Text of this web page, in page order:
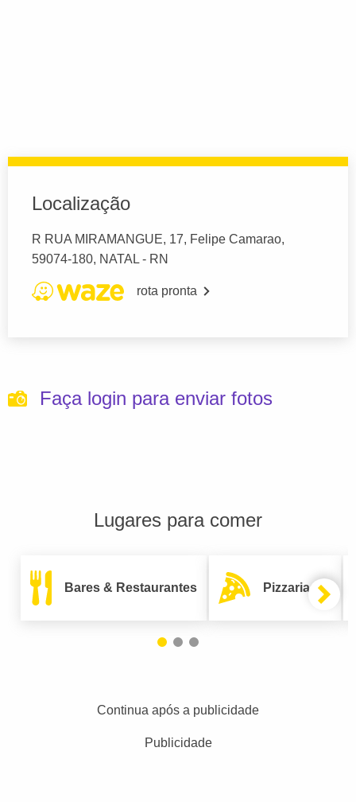
Localização
R RUA MIRAMANGUE, 17, Felipe Camarao,
59074-180, NATAL - RN
rota pronta
Faça login para enviar fotos
Lugares para comer
Bares & Restaurantes Pizzarias
Continua após a publicidade
Publicidade